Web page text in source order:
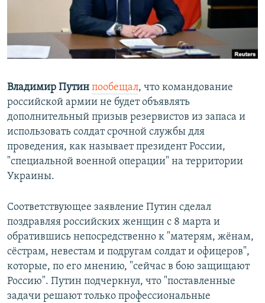
ПОБЕДИТЕЛЕЙ НЕ СУДЯТ?
КРЫМ.НЕПОКОРЕННЫЙ
ПРИСОЕДИНЯЙТЕСЬ!
Все сайты RFE/RL
Владимир Путин пообещал, что командование
российской армии не будет объявлять
дополнительный призыв резервистов из запаса и
использовать солдат срочной службы для
проведения, как называет президент России,
"специальной военной операции" на территории
Украины.
Соответствующее заявление Путин сделал
поздравляя российских женщин с 8 марта и
обратившись непосредственно к "матерям, жёнам,
сёстрам, невестам и подругам солдат и офицеров",
которые, по его мнению, "сейчас в бою защищают
Россию". Путин подчеркнул, что "поставленные
задачи решают только профессиональные